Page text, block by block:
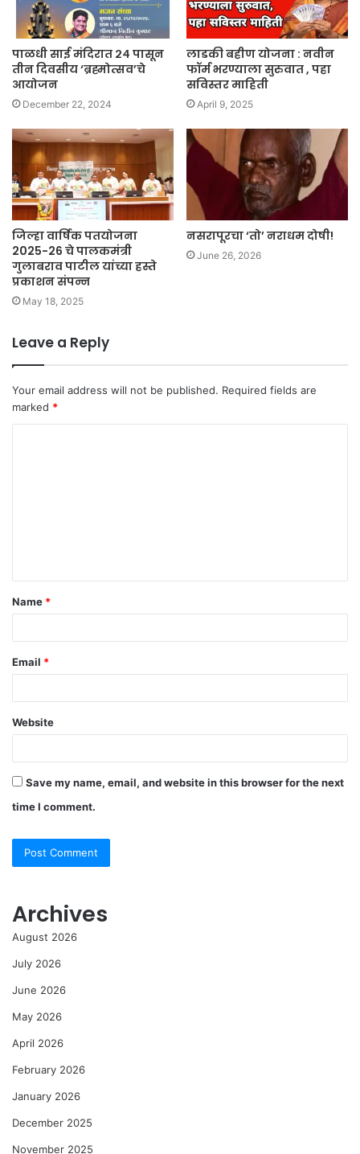
पाळधी साई मंदिरात २४ पासून
तीन दिवसीय ‘ब्रह्मोत्सव’चे
आयोजन
December 22, 2024
लाडकी बहीण योजना : नवीन
फॉर्म भरण्याला सुरुवात , पहा
सविस्तर माहिती
April 9, 2025
जिल्हा वार्षिक पतयोजना
2025-26 चे पालकमंत्री
गुलाबराव पाटील यांच्या हस्ते
प्रकाशन संपन्न
May 18, 2025
नसरापूरचा ‘तो’ नराधम दोषी!
June 26, 2026
Leave a Reply
Your email address will not be published. Required fields are
marked *
t
*
Name *
Email *
Website
Save my name, email, and website in this browser for the next
time I comment.
Archives
August 2026
July 2026
June 2026
May 2026
April 2026
February 2026
January 2026
December 2025
November 2025